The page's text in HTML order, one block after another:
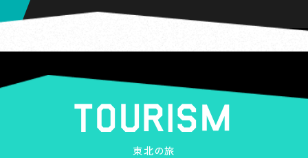
福島駅 郡山駅
条件1
プレゼントキャンペーン期間中
JRE POINT WEBサイトより
エントリー
東北の旅